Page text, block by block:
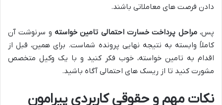
دادن فرصت های معاملاتی باشند.
پس،مراحل پرداخت خسارت احتمالی تامین خواسته و سرنوشت آن
کاملاً وابسته به نتیجه نهایی پرونده شماست. برای همین، قبل از
اقدام به تامین خواسته، خوب فکر کنید و با یک وکیل متخصص
مشورت کنید تا از ریسک های احتمالی آگاه باشید.
نکات مهم و حقوقی کاربردی پیرامون